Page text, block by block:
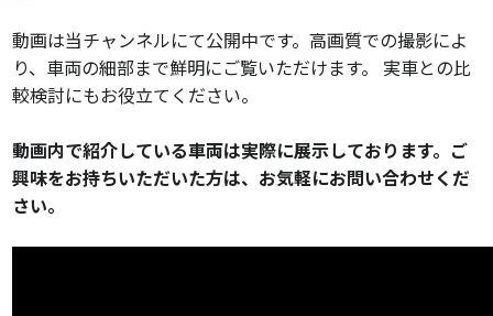
動画は当チャンネルにて公開中です。高画質での撮影によ
り、車両の細部まで鮮明にご覧いただけます。 実車との比
較検討にもお役立てください。
動画内で紹介している車両は実際に展示しております。ご
興味をお持ちいただいた方は、お気軽にお問い合わせくだ
さい。